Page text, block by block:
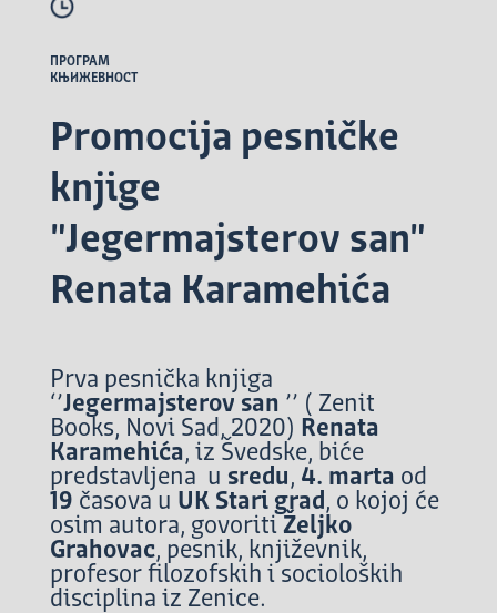
ПРОГРАМ
КЊИЖЕВНОСТ
Promocija pesničke
knjige
"Jegermajsterov san"
Renata Karamehića
Prva pesnička knjiga
‘’Jegermajsterov san ’’ ( Zenit
Books, Novi Sad, 2020) Renata
Karamehića, iz Švedske, biće
predstavljena u sredu, 4. marta od
19 časova u UK Stari grad, o kojoj će
osim autora, govoriti Željko
Grahovac, pesnik, književnik,
profesor filozofskih i socioloških
disciplina iz Zenice.